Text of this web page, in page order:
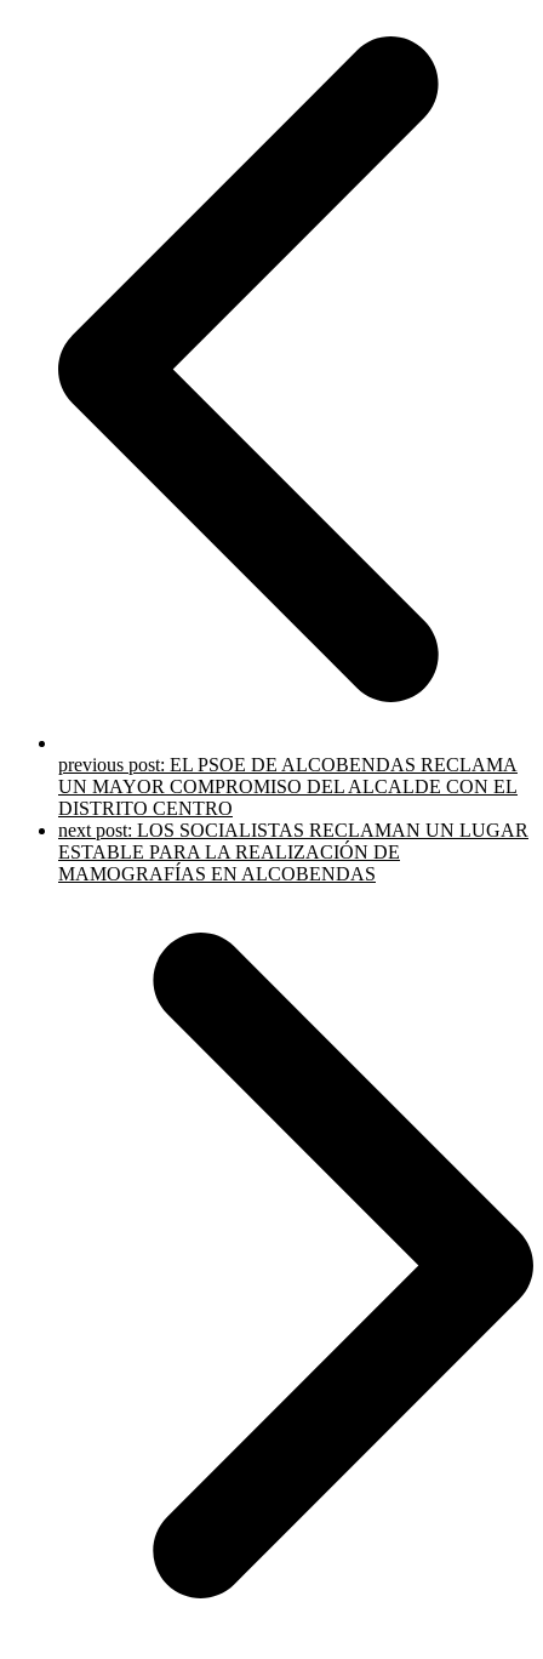
previous post: EL PSOE DE ALCOBENDAS RECLAMA
UN MAYOR COMPROMISO DEL ALCALDE CON EL
DISTRITO CENTRO
next post: LOS SOCIALISTAS RECLAMAN UN LUGAR
ESTABLE PARA LA REALIZACIÓN DE
MAMOGRAFÍAS EN ALCOBENDAS